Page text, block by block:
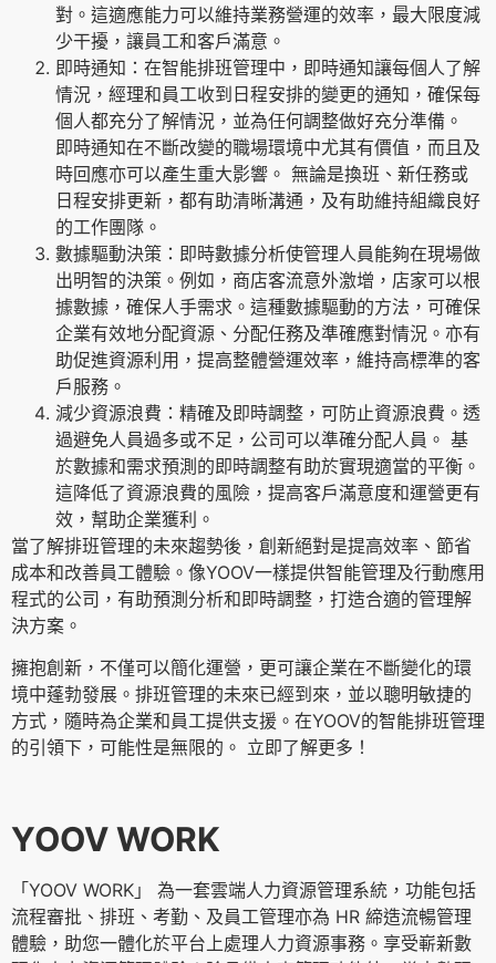
對。這適應能力可以維持業務營運的效率，最大限度減
少干擾，讓員工和客戶滿意。
即時通知：在智能排班管理中，即時通知讓每個人了解
情況，經理和員工收到日程安排的變更的通知，確保每
個人都充分了解情況，並為任何調整做好充分準備。
即時通知在不斷改變的職場環境中尤其有價值，而且及
時回應亦可以產生重大影響。 無論是換班、新任務或
日程安排更新，都有助清晰溝通，及有助維持組織良好
的工作團隊。
數據驅動決策：即時數據分析使管理人員能夠在現場做
出明智的決策。例如，商店客流意外激增，店家可以根
據數據，確保人手需求。這種數據驅動的方法，可確保
企業有效地分配資源、分配任務及準確應對情況。亦有
助促進資源利用，提高整體營運效率，維持高標準的客
戶服務。
減少資源浪費：精確及即時調整，可防止資源浪費。透
過避免人員過多或不足，公司可以準確分配人員。 基
於數據和需求預測的即時調整有助於實現適當的平衡。
這降低了資源浪費的風險，提高客戶滿意度和運營更有
效，幫助企業獲利。
當了解排班管理的未來趨勢後，創新絕對是提高效率、節省
成本和改善員工體驗。像YOOV一樣提供智能管理及行動應用
程式的公司，有助預測分析和即時調整，打造合適的管理解
決方案。
擁抱創新，不僅可以簡化運營，更可讓企業在不斷變化的環
境中蓬勃發展。排班管理的未來已經到來，並以聰明敏捷的
方式，隨時為企業和員工提供支援。在YOOV的智能排班管理
的引領下，可能性是無限的。 立即了解更多！
YOOV WORK
「YOOV WORK」 為一套雲端人力資源管理系統，功能包括
流程審批、排班、考勤、及員工管理亦為 HR 締造流暢管理
體驗，助您一體化於平台上處理人力資源事務。享受嶄新數